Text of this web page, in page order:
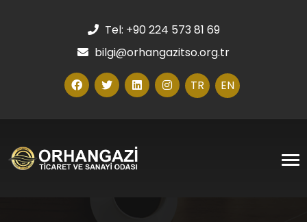
Tel: +90 224 573 81 69
bilgi@orhangazitso.org.tr
TR EN